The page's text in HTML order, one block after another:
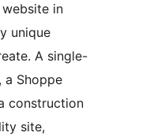
in
unique
A single-
a Shoppe
construction
site,